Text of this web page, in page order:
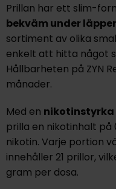
Prillan har ett slim-
bekväm under
sortiment av olika
enkelt att hitta något
Hållbarheten på ZYN
månader.
Med en nikotinstyrka
prilla en nikotinhalt på
nikotin. Varje portion
innehåller 21 prillor,
gram per dosa.